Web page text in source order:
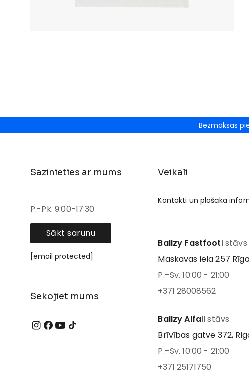
Bezmaksas
Sazinieties ar mums
P.-Pk. 9:00-17:30
Sākt sarunu
[email protected]
Sekojiet mums
Veikali
Kontakti un plašāka
Ballzy FastfootI stāvs
Maskavas iela 257
P.–Sv. 10:00 - 21:00
+371 28008562
Ballzy AlfaII stāvs
Brīvības gatve 372,
P.–Sv. 10:00 - 21:00
+371 25171750